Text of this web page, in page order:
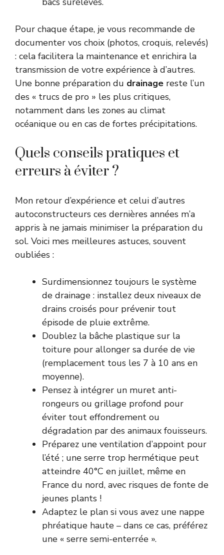
Pour chaque étape, je vous recommande de
documenter vos choix (photos, croquis, relevés)
: cela facilitera la maintenance et enrichira la
transmission de votre expérience à d’autres.
Une bonne préparation du drainage reste l’un
des « trucs de pro » les plus critiques,
notamment dans les zones au climat
océanique ou en cas de fortes précipitations.
Quels conseils pratiques et
erreurs à éviter ?
Mon retour d’expérience et celui d’autres
autoconstructeurs ces dernières années m’a
appris à ne jamais minimiser la préparation du
sol. Voici mes meilleures astuces, souvent
oubliées :
Surdimensionnez toujours le système
de drainage : installez deux niveaux de
drains croisés pour prévenir tout
épisode de pluie extrême.
Doublez la bâche plastique sur la
toiture pour allonger sa durée de vie
(remplacement tous les 7 à 10 ans en
moyenne).
Pensez à intégrer un muret anti-
rongeurs ou grillage profond pour
éviter tout effondrement ou
dégradation par des animaux fouisseurs.
Préparez une ventilation d’appoint pour
l’été ; une serre trop hermétique peut
atteindre 40°C en juillet, même en
France du nord, avec risques de fonte de
jeunes plants !
Adaptez le plan si vous avez une nappe
phréatique haute – dans ce cas, préférez
une « serre semi-enterrée ».